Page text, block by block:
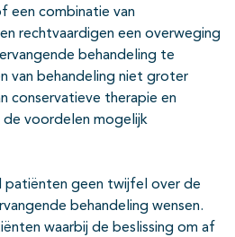
een combinatie van
rechtvaardigen een overweging
behandeling te
van behandeling niet groter
conservatieve therapie en
de voordelen mogelijk
patiënten geen twijfel over de
behandeling wensen.
waarbij de beslissing om af